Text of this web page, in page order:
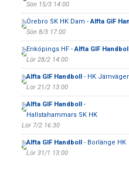
Sön 15/3 14:00
Örebro SK HK Dam -Alfta GIF
Sön 8/3 17:00
Enköpings HF -Alfta GIF
Lör 28/2 14:00
Alfta GIF Handboll- HK
Lör 21/2 13:00
Alfta GIF Handboll-
Hallstahammars SK HK
Lör 7/2 16:30
Alfta GIF Handboll- Borlänge HK
Lör 31/1 13:00